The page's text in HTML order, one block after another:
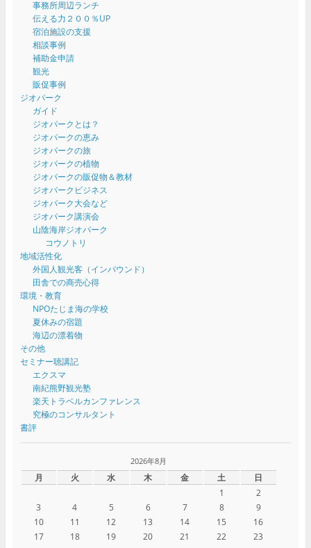
事務所周辺ランチ
伝える力２００％UP
宿泊施設の支援
相談事例
補助金申請
観光
販促事例
ジオパーク
ガイド
ジオパークとは？
ジオパークの恵み
ジオパークの旅
ジオパークの植物
ジオパークの販促物＆教材
ジオパークビジネス
ジオパーク大会など
ジオパーク講演会
山陰海岸ジオパーク
コウノトリ
地域活性化
外国人観光客（インバウンド）
田舎での商売心得
環境・教育
NPOたじま海の学校
夏休みの宿題
海辺の漂着物
その他
セミナー聴講記
エクスマ
南紀熊野観光塾
楽天トラベルカンファレンス
究極のコンサルタント
書評
2026年8月
月 火 水 木 金 土
日
1
2
3
4 5 6 7 8
9
10
11 12 13 14 15
16
17
18 19 20 21 22
23